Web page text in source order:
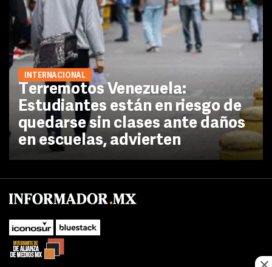
INTERNACIONAL
Terremotos Venezuela:
Estudiantes están en riesgo de
quedarse sin clases ante daños
en escuelas, advierten